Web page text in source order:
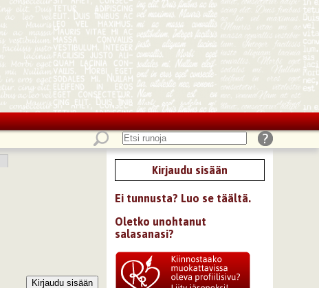
Kirjaudu sisään
Ei tunnusta? Luo se täältä.
Oletko unohtanut
salasanasi?